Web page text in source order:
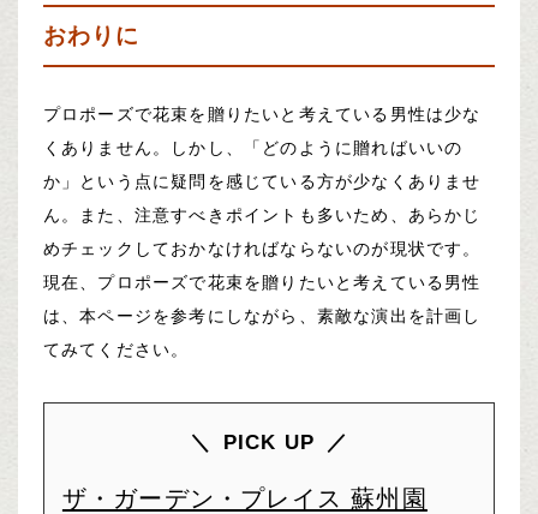
おわりに
プロポーズで花束を贈りたいと考えている男性は少な
くありません。しかし、「どのように贈ればいいの
か」という点に疑問を感じている方が少なくありませ
ん。また、注意すべきポイントも多いため、あらかじ
めチェックしておかなければならないのが現状です。
現在、プロポーズで花束を贈りたいと考えている男性
は、本ページを参考にしながら、素敵な演出を計画し
てみてください。
PICK UP
ザ・ガーデン・プレイス 蘇州園